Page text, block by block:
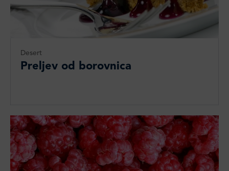
Desert
Preljev od borovnica